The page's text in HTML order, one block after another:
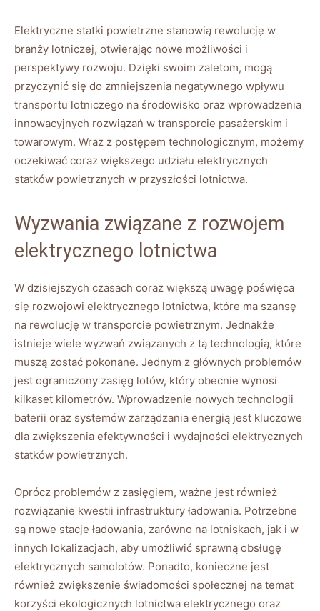
Elektryczne statki powietrzne‌ stanowią ⁣rewolucję w
branży lotniczej,⁤ otwierając ‌nowe możliwości i
perspektywy ⁢rozwoju. Dzięki swoim zaletom,​ mogą
przyczynić się do​ zmniejszenia negatywnego wpływu
transportu lotniczego na⁣ środowisko oraz ‌wprowadzenia
innowacyjnych rozwiązań w transporcie pasażerskim⁢ i
towarowym. Wraz z ​postępem technologicznym,​ możemy
oczekiwać coraz większego udziału elektrycznych
statków powietrznych w przyszłości lotnictwa.
Wyzwania związane z rozwojem
elektrycznego lotnictwa
W​ dzisiejszych czasach coraz większą uwagę poświęca ​
się rozwojowi elektrycznego ⁤lotnictwa, które ma szansę
na rewolucję w transporcie powietrznym. ⁤Jednakże
istnieje wiele wyzwań‌ związanych z tą‌ technologią, które
muszą‍ zostać pokonane. Jednym ‌z głównych problemów
‍jest ograniczony zasięg lotów, ‌który ⁢obecnie wynosi
kilkaset kilometrów. Wprowadzenie ‌nowych ⁢technologii
baterii oraz systemów zarządzania energią ‍jest kluczowe
dla zwiększenia efektywności i wydajności elektrycznych
statków⁤ powietrznych.
Oprócz problemów z ‍zasięgiem, ważne jest również⁣
rozwiązanie kwestii infrastruktury ładowania.⁤ Potrzebne
są nowe stacje ładowania, zarówno na ⁣lotniskach, jak i w
innych lokalizacjach, aby ​umożliwić sprawną obsługę
elektrycznych samolotów. Ponadto, ⁤konieczne jest
również​ zwiększenie świadomości społecznej‍ na ⁤temat
korzyści ekologicznych‌ lotnictwa elektrycznego oraz